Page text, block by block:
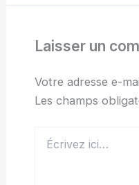
Laisser un
Votre adresse e-
Les champs
ici…